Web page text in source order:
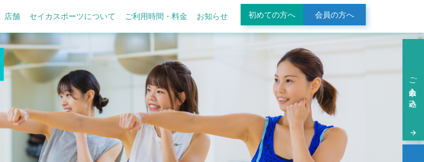
店舗 セイカスポーツについて ご利用時間・料金 お知らせ 初めての方へ 会員の方へ
ご入会申し込み